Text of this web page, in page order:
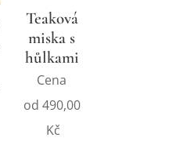
Teaková
miska s
hůlkami
Cena
od 490,00
Kč